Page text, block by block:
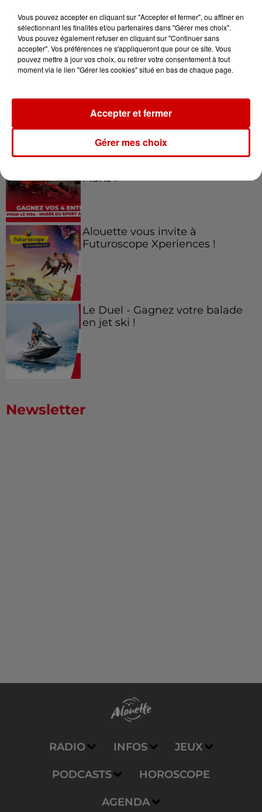
Jeux Voir plus
Gagnez vos places pour le
Gagnez vos entrées pour le
Mans !
Alouette vous invite à
Futuroscope Xperiences !
Le Duel - Gagnez votre balade
en jet ski !
Newsletter
RADIO INFOS JEUX
PODCASTS HOROSCOPE
AGENDA
Vous pouvez accepter en cliquant sur "Accepter et fermer", ou affiner en
sélectionnant les finalités et/ou partenaires dans "Gérer mes choix".
Vous pouvez également refuser en cliquant sur "Continuer sans
accepter". Vos préférences ne s'appliqueront que pour ce site. Vous
pouvez mettre à jour vos choix, ou retirer votre consentement à tout
moment via le lien "Gérer les cookies" situé en bas de chaque page.
Gérer mes choix
Accepter et fermer